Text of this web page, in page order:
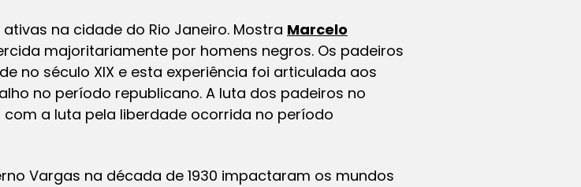
na cidade do Rio Janeiro. Mostra Marcelo
majoritariamente por homens negros. Os padeiros
no século XIX e esta experiência foi articulada aos
no período republicano. A luta dos padeiros no
a luta pela liberdade ocorrida no período
Vargas na década de 1930 impactaram os mundos